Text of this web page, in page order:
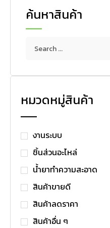
ค้นหาสินค้า
หมวดหมู่สินค้า
งานระบบ
ชิ้นส่วนอะไหล่
น้ำยาทำความสะอาด
สินค้าขายดี
สินค้าลดราคา
สินค้าอื่น ๆ